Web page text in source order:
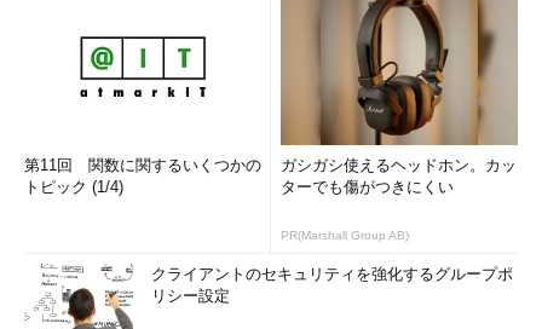
第11回 関数に関するいくつかの
トピック (1/4)
ガシガシ使えるヘッドホン。カッ
ターでも傷がつきにくい
PR(Marshall Group AB)
クライアントのセキュリティを強化するグループポ
リシー設定